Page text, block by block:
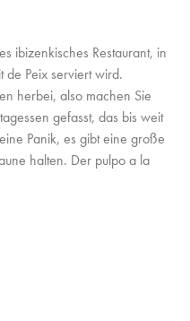
ibizenkisches Restaurant, in
de Peix serviert wird.
herbei, also machen Sie
gefasst, das bis weit
Panik, es gibt eine große
halten. Der pulpo a la